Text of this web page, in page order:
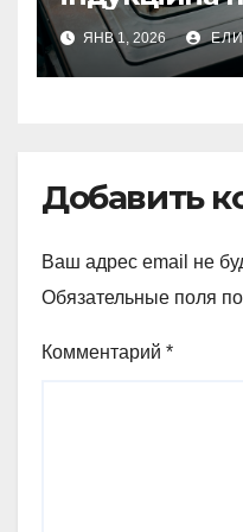
недоліки
ЯНВ 1, 2026
Добавить
Ваш адрес email не
Обязательные поля
Комментарий *